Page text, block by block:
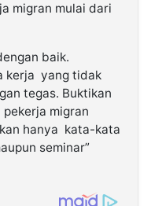
migran mulai dari
baik.
kerja yang tidak
tegas. Buktikan
migran
hanya kata-kata
seminar”